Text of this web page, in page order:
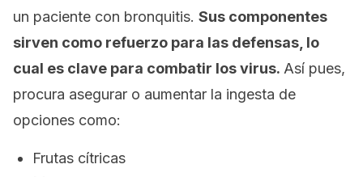
un paciente con bronquitis. Sus componentes
sirven como refuerzo para las defensas, lo
cual es clave para combatir los virus. Así pues,
procura asegurar o aumentar la ingesta de
opciones como:
Frutas cítricas